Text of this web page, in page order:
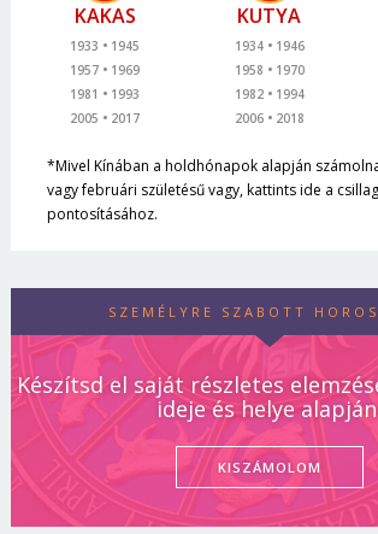
KAKAS
1933
1945
1957
1969
1981
1993
2005
2017
KUTYA
1934
1946
1958
1970
1982
1994
2006
2018
*Mivel Kínában a holdhónapok alapján
vagy februári születésű vagy, kattints ide a
pontosításához.
SZEMÉLYRE SZABOTT
Készítsd el saját részletes
ideje és helye
KISZÁMOLOM